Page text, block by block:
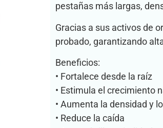
pestañas más largas,
Gracias a sus activos de
probado, garantizando
Beneficios:
• Fortalece desde la raíz
• Estimula el crecimiento
• Aumenta la densidad y
• Reduce la caída